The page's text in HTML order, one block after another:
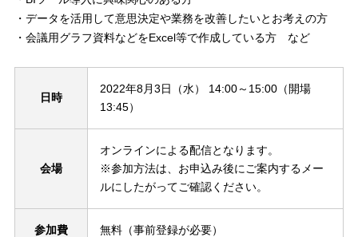
データを活用して意思決定や業務を改善したいとお考えの方
会議用グラフ資料などをExcel等で作成している方 など
日時
2022年8月3日（水） 14:00～15:00（開場
13:45）
会場
オンラインによる配信となります。
※参加方法は、お申込み後にご案内するメー
ルにしたがってご確認ください。
参加費 無料（事前登録が必要）